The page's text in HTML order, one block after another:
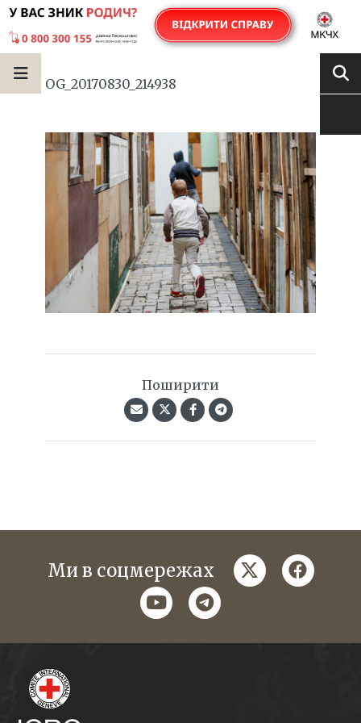
OG_20170830_214938
Поширити
Ми в соцмережах twitter
youtubetelegram